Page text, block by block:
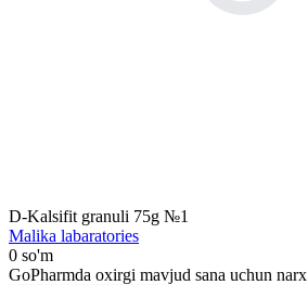
D-Kalsifit granuli 75g №1
Malika labaratories
0 so'm
GoPharmda oxirgi mavjud sana uchun narx